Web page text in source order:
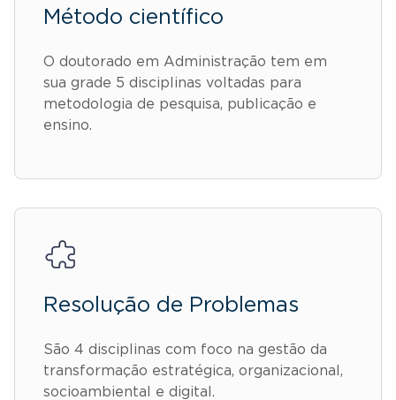
Método científico
O doutorado em Administração tem em
sua grade 5 disciplinas voltadas para
metodologia de pesquisa, publicação e
ensino.
Resolução de Problemas
São 4 disciplinas com foco na gestão da
transformação estratégica, organizacional,
socioambiental e digital.